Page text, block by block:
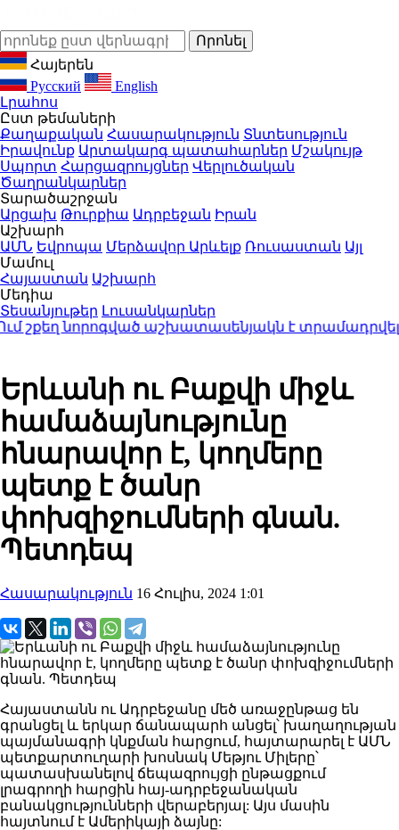
Հայերեն
Русский
English
Լրահոս
Ըստ թեմաների
Քաղաքական Հասարակություն Տնտեսություն
Իրավունք Արտակարգ պատահարներ Մշակույթ
Սպորտ Հարցազրույցներ Վերլուծական
Ծաղրանկարներ
Տարածաշրջան
Արցախ Թուրքիա Ադրբեջան Իրան
Աշխարհ
ԱՄՆ Եվրոպա Մերձավոր Արևելք Ռուսաստան Այլ
Մամուլ
Հայաստան Աշխարհ
Մեդիա
Տեսանյութեր Լուսանկարներ
նորոգված աշխատասենյակն է տրամադրվել
Երևանի ու Բաքվի միջև
համաձայնությունը
հնարավոր է, կողմերը
պետք է ծանր
փոխզիջումների գնան.
Պետդեպ
Հասարակություն 16 Հուլիս, 2024 1:01
Հայաստանն ու Ադրբեջանը մեծ առաջընթաց են
գրանցել և երկար ճանապարհ անցել՝ խաղաղության
պայմանագրի կնքման հարցում, հայտարարել է ԱՄՆ
պետքարտուղարի խոսնակ Մեթյու Միլերը՝
պատասխանելով ճեպազրույցի ընթացքում
լրագրողի հարցին հայ-ադրբեջանական
բանակցությունների վերաբերյալ: Այս մասին
հայտնում է Ամերիկայի ձայնը: